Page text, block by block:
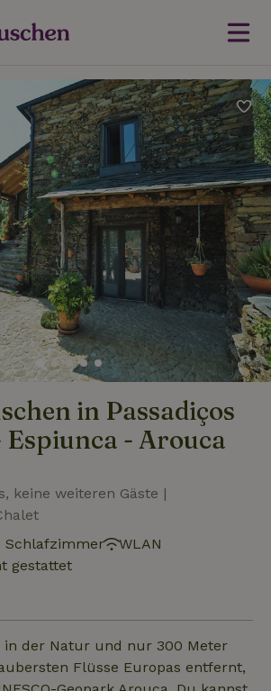
in Passadiços
Espiunca - Arouca
keine weiteren Gäste |
Schlafzimmer
WLAN
gestattet
in der Natur und nur 300 Meter
Flüsse Europas entfernt,